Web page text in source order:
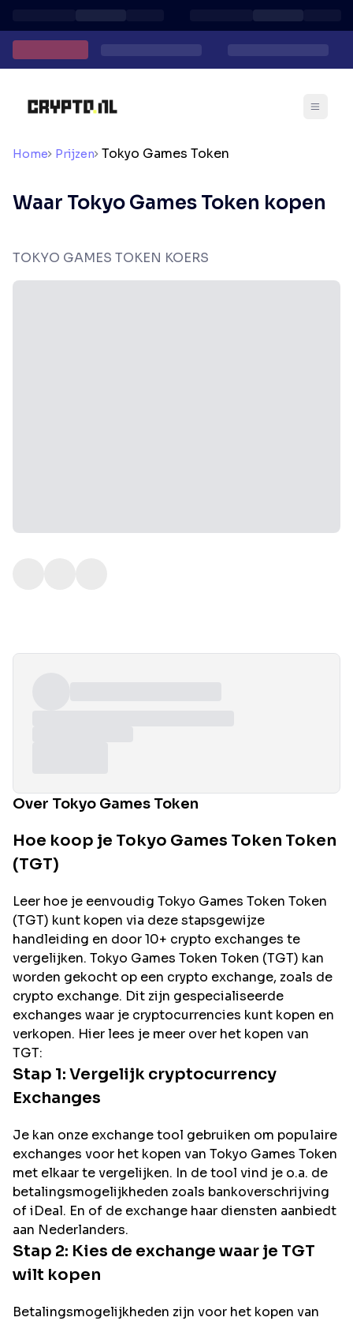
Home Prijzen Tokyo Games Token
Waar Tokyo Games Token kopen
TOKYO GAMES TOKEN KOERS
Over Tokyo Games Token
Hoe koop je Tokyo Games Token Token
(TGT)
Leer hoe je eenvoudig Tokyo Games Token Token
(TGT) kunt kopen via deze stapsgewijze
handleiding en door 10+ crypto exchanges te
vergelijken. Tokyo Games Token Token (TGT) kan
worden gekocht op een crypto exchange, zoals de
crypto exchange. Dit zijn gespecialiseerde
exchanges waar je cryptocurrencies kunt kopen en
verkopen. Hier lees je meer over het kopen van
TGT:
Stap 1: Vergelijk cryptocurrency
Exchanges
Je kan onze exchange tool gebruiken om populaire
exchanges voor het kopen van Tokyo Games Token
met elkaar te vergelijken. In de tool vind je o.a. de
betalingsmogelijkheden zoals bankoverschrijving
of iDeal. En of de exchange haar diensten aanbiedt
aan Nederlanders.
Stap 2: Kies de exchange waar je TGT
wilt kopen
Betalingsmogelijkheden zijn voor het kopen van